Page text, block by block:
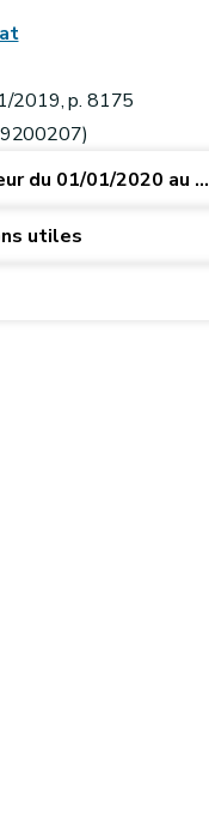
2019, p. 8175
du 01/01/2020 au ...
utiles